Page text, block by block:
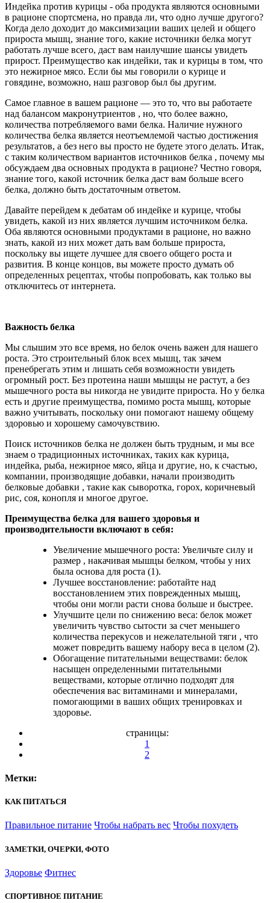
Индейка против курицы - оба продукта являются основными
в рационе спортсмена, но правда ли, что одно лучше другого?
Когда дело доходит до максимизации ваших целей и общего
прироста мышц, знание того, какие источники белка могут
работать лучше всего, даст вам наилучшие шансы увидеть
прирост. Преимущество как индейки, так и курицы в том, что
это нежирное мясо. Если бы мы говорили о курице и
говядине, возможно, наш разговор был бы другим.
Самое главное в вашем рационе — это то, что вы работаете
над балансом макронутриентов , но, что более важно,
количества потребляемого вами белка. Наличие нужного
количества белка является неотъемлемой частью достижения
результатов, а без него вы просто не будете этого делать. Итак,
с таким количеством вариантов источников белка , почему мы
обсуждаем два основных продукта в рационе? Честно говоря,
знание того, какой источник белка даст вам больше всего
белка, должно быть достаточным ответом.
Давайте перейдем к дебатам об индейке и курице, чтобы
увидеть, какой из них является лучшим источником белка.
Оба являются основными продуктами в рационе, но важно
знать, какой из них может дать вам больше прироста,
поскольку вы ищете лучшее для своего общего роста и
развития. В конце концов, вы можете просто думать об
определенных рецептах, чтобы попробовать, как только вы
отключитесь от интернета.
Важность белка
Мы слышим это все время, но белок очень важен для нашего
роста. Это строительный блок всех мышц, так зачем
пренебрегать этим и лишать себя возможности увидеть
огромный рост. Без протеина наши мышцы не растут, а без
мышечного роста вы никогда не увидите прироста. Но у белка
есть и другие преимущества, помимо роста мышц, которые
важно учитывать, поскольку они помогают нашему общему
здоровью и хорошему самочувствию.
Поиск источников белка не должен быть трудным, и мы все
знаем о традиционных источниках, таких как курица,
индейка, рыба, нежирное мясо, яйца и другие, но, к счастью,
компании, производящие добавки, начали производить
белковые добавки , такие как сыворотка, горох, коричневый
рис, соя, конопля и многое другое.
Преимущества белка для вашего здоровья и
производительности включают в себя:
Увеличение мышечного роста: Увеличьте силу и
размер , накачивая мышцы белком, чтобы у них
была основа для роста (1).
Лучшее восстановление: работайте над
восстановлением этих поврежденных мышц,
чтобы они могли расти снова больше и быстрее.
Улучшите цели по снижению веса: белок может
увеличить чувство сытости за счет меньшего
количества перекусов и нежелательной тяги , что
может повредить вашему набору веса в целом (2).
Обогащение питательными веществами: белок
насыщен определенными питательными
веществами, которые отлично подходят для
обеспечения вас витаминами и минералами,
помогающими в ваших общих тренировках и
здоровье.
страницы:
1
2
Метки:
КАК ПИТАТЬСЯ
Правильное питание Чтобы набрать вес Чтобы похудеть
ЗАМЕТКИ, ОЧЕРКИ, ФОТО
Здоровье Фитнес
СПОРТИВНОЕ ПИТАНИЕ